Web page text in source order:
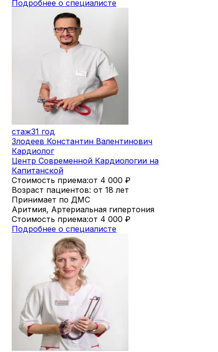
Подробнее о специалисте
стаж31 год
Злодеев Константин Валентинович
Кардиолог
Центр Современной Кардиологии на
Капитанской
Стоимость приема:от 4 000 ₽
Возраст пациентов: от 18 лет
Принимает по ДМС
Аритмия, Артериальная гипертония
Стоимость приема:от 4 000 ₽
Подробнее о специалисте